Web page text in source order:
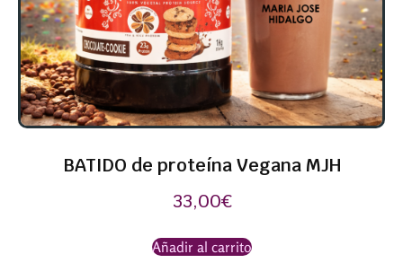
BATIDO de proteína Vegana MJH
33,00€
Añadir al carrito